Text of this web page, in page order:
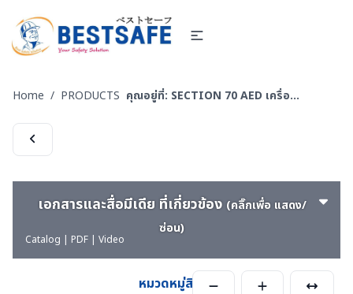
Home / PRODUCTS คุณอยู่ที่: SECTION 70 AED เครื่องกระตุ้นหัวใจ และอุปกรณ์สำหรับฝึกซ้อม
เอกสารและสื่อมีเดีย ที่เกี่ยวข้อง (คลิ๊กเพื่อ แสดง/
ซ่อน)
Catalog | PDF | Video
หมวดหมู่สินค้า